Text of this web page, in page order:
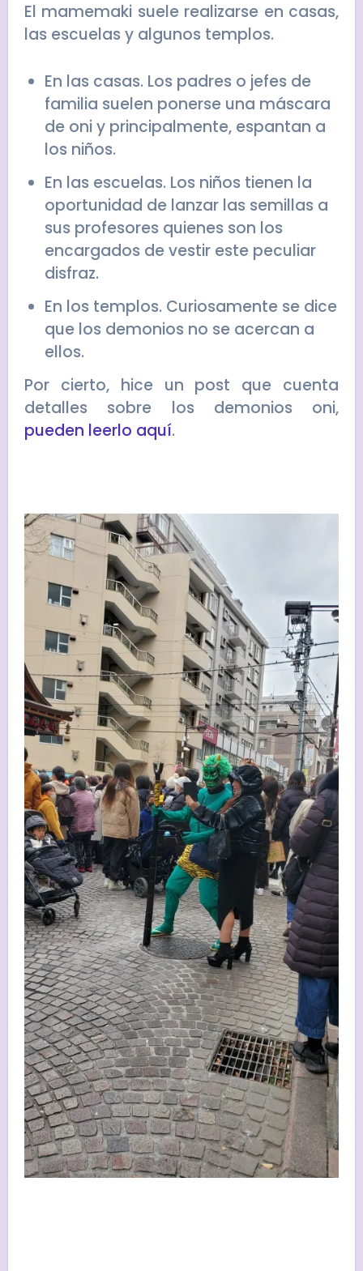
El mamemaki suele realizarse en casas,
las escuelas y algunos templos.
En las casas. Los padres o jefes de
familia suelen ponerse una máscara
de oni y principalmente, espantan a
los niños.
En las escuelas. Los niños tienen la
oportunidad de lanzar las semillas a
sus profesores quienes son los
encargados de vestir este peculiar
disfraz.
En los templos. Curiosamente se dice
que los demonios no se acercan a
ellos.
Por cierto, hice un post que cuenta
detalles sobre los demonios oni,
pueden leerlo aquí.